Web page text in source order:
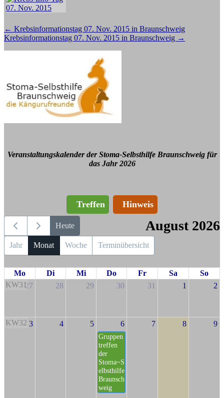
Beitragsnavigation
← Krebsinformationstag 07. Nov. 2015 in Braunschweig
Krebsinformationstag 07. Nov. 2015 in Braunschweig →
Veranstaltungskalender der Stoma-Selbsthilfe Braunschweig für
das Jahr 2026
Treffen Hinweis
Heute August 2026
Jahr Monat Woche Terminübersicht
Mo Di Mi Do Fr Sa
So
KW3127 28 29 30 31 1 2
KW32 3 4 5 6
Gruppen
treffen
der
Stoma~S
elbsthilfe
Braunsch
weig
7 8 9